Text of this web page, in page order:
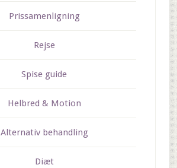
Prissamenligning
Rejse
Spise guide
Helbred & Motion
Alternativ behandling
Diæt